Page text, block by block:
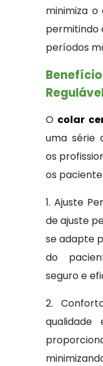
minimiza
permitindo
períodos
Ocolar
uma série
os
os
1. Ajuste
de ajuste
se adapte
do
seguro e
2.
qualidade